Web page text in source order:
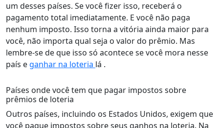
um desses países. Se você fizer isso, receberá o
pagamento total imediatamente. E você não paga
nenhum imposto. Isso torna a vitória ainda maior para
você, não importa qual seja o valor do prêmio. Mas
lembre-se de que isso só acontece se você mora nesse
país e ganhar na loteria lá .
Países onde você tem que pagar impostos sobre
prêmios de loteria
Outros países, incluindo os Estados Unidos, exigem que
você pague impostos sobre seus ganhos na loteria. Na